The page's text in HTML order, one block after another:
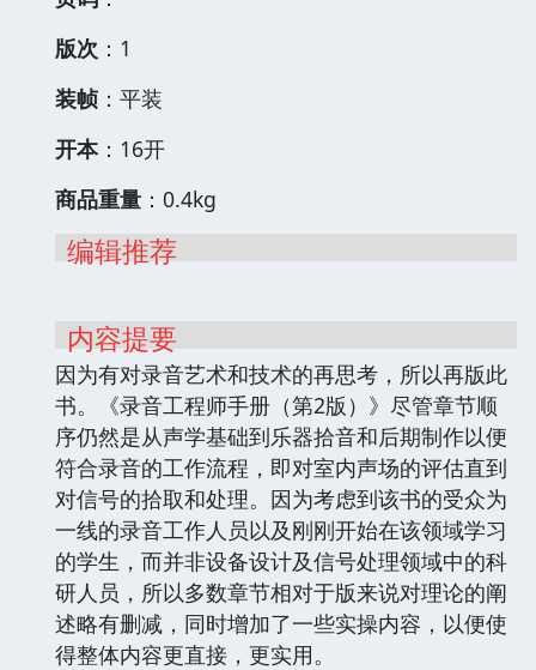
版次 ：1
装帧 ：平装
开本：16开
商品重量 ：0.4kg
编辑推荐
内容提要
因为有对录音艺术和技术的再思考，所以再版此
书。《录音工程师手册（第2版）》尽管章节顺
序仍然是从声学基础到乐器拾音和后期制作以便
符合录音的工作流程，即对室内声场的评估直到
对信号的拾取和处理。因为考虑到该书的受众为
一线的录音工作人员以及刚刚开始在该领域学习
的学生，而并非设备设计及信号处理领域中的科
研人员，所以多数章节相对于版来说对理论的阐
述略有删减，同时增加了一些实操内容，以便使
得整体内容更直接，更实用。